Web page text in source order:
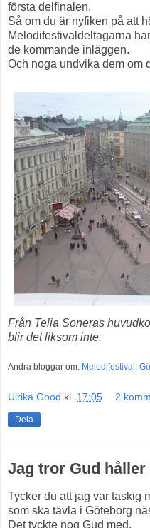
första delfinalen.
Så om du är nyfiken på att
Melodifestivaldeltagarna
de kommande inläggen.
Och noga undvika dem om
Från Telia Soneras
blir det liksom inte.
Andra bloggar om: Melodifestival ,
Ulrika Good kl. 17:05 2
Dela
Jag tror Gud
Tycker du att jag var taskig
som ska tävla i Göteborg
Det tyckte nog Gud med.